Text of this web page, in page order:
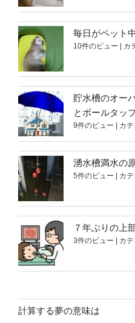
毎日がペット
10件のビュー カ
貯水槽のオー
とボールタッ
9件のビュー カ
湧水槽満水の
5件のビュー カ
７年ぶりの上
3件のビュー カ
計算する夢の意味は